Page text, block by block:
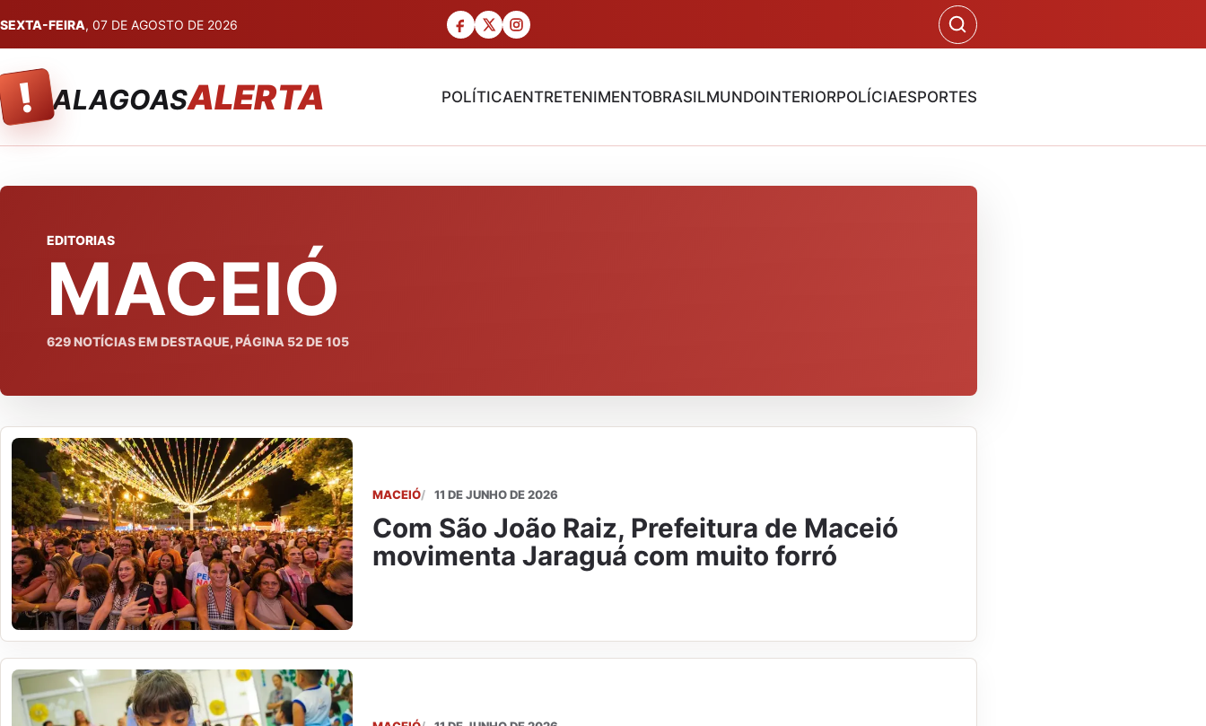
SEXTA-FEIRA, 07 DE AGOSTO DE 2026
! ALAGOASALERTA POLÍTICAENTRETENIMENTOBRASILMUNDOINTERIORPOLÍCIAESPORTES
EDITORIAS
MACEIÓ
629NOTÍCIAS EM DESTAQUE, PÁGINA 52DE 105
MACEIÓ 11 DE JUNHO DE 2026
Com São João Raiz, Prefeitura de Maceió
movimenta Jaraguá com muito forró